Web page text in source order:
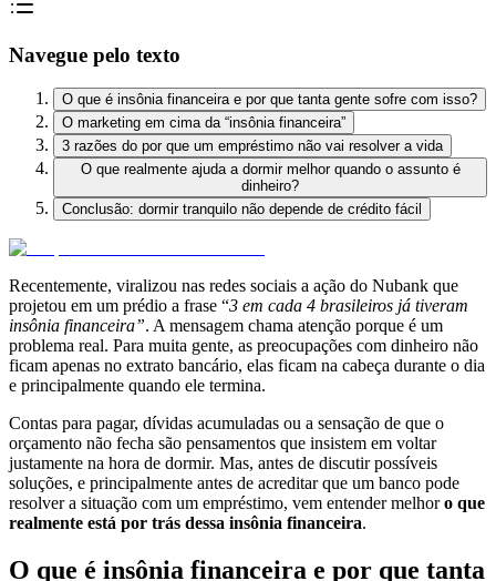
Navegue pelo texto
O que é insônia financeira e por que tanta gente sofre com isso?
O marketing em cima da “insônia financeira”
3 razões do por que um empréstimo não vai resolver a vida
O que realmente ajuda a dormir melhor quando o assunto é
dinheiro?
Conclusão: dormir tranquilo não depende de crédito fácil
Recentemente, viralizou nas redes sociais a ação do Nubank que
projetou em um prédio a frase “3 em cada 4 brasileiros já tiveram
insônia financeira”. A mensagem chama atenção porque é um
problema real. Para muita gente, as preocupações com dinheiro não
ficam apenas no extrato bancário, elas ficam na cabeça durante o dia
e principalmente quando ele termina.
Contas para pagar, dívidas acumuladas ou a sensação de que o
orçamento não fecha são pensamentos que insistem em voltar
justamente na hora de dormir. Mas, antes de discutir possíveis
soluções, e principalmente antes de acreditar que um banco pode
resolver a situação com um empréstimo, vem entender melhoro que
realmente está por trás dessa insônia financeira.
O que é insônia financeira e por que tanta